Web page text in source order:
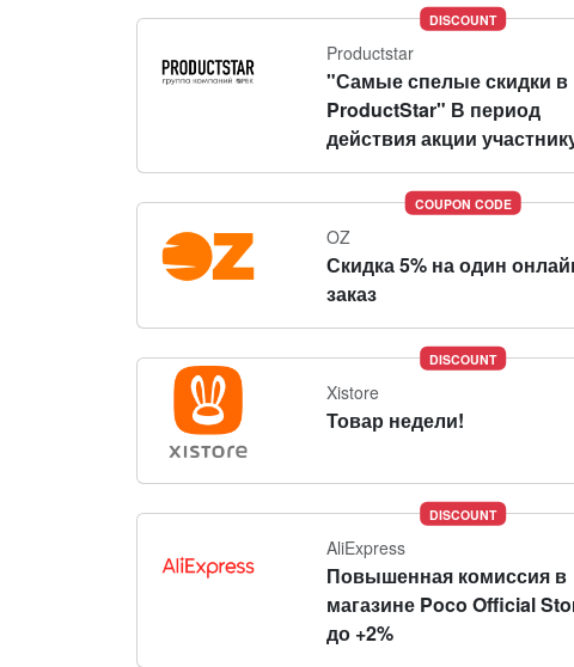
DISCOUNT
Productstar
"Самые спелые скидки в
ProductStar" В период
действия акции
COUPON CODE
OZ
Скидка 5% на один
заказ
DISCOUNT
Xistore
Товар недели!
DISCOUNT
AliExpress
Повышенная комиссия в
магазине Poco Official
до +2%